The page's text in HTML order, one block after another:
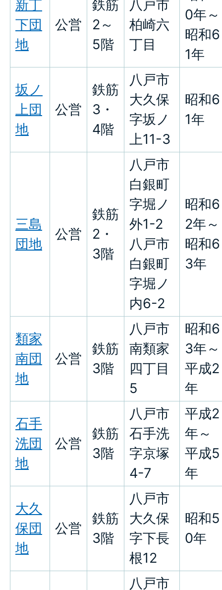
新丁
下団
地
公営
鉄筋
2～
5階
八戸市
柏崎六
丁目
0年～
昭和6
1年
坂ノ
上団
地
公営
鉄筋
3・
4階
八戸市
大久保
字坂ノ
上11-3
昭和6
1年
三島
団地
公営
鉄筋
2・
3階
八戸市
白銀町
字堀ノ
外1-2
八戸市
白銀町
字堀ノ
内6-2
昭和6
2年～
昭和6
3年
類家
南団
地
公営
鉄筋
3階
八戸市
南類家
四丁目
5
昭和6
3年～
平成2
年
石手
洗団
地
公営
鉄筋
3階
八戸市
石手洗
字京塚
4-7
平成2
年～
平成5
年
大久
保団
地
公営
鉄筋
3階
八戸市
大久保
字下長
根12
昭和5
0年
八戸市